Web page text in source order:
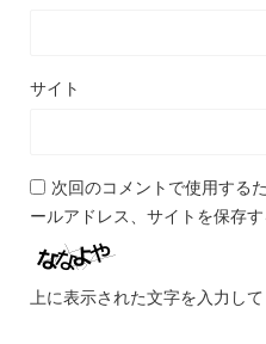
サイト
次回のコメントで使用する
ールアドレス、サイトを保存す
上に表示された文字を入力して